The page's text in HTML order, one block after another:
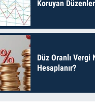
Koruyan
Düz Oranlı Vergi
Hesaplanır?